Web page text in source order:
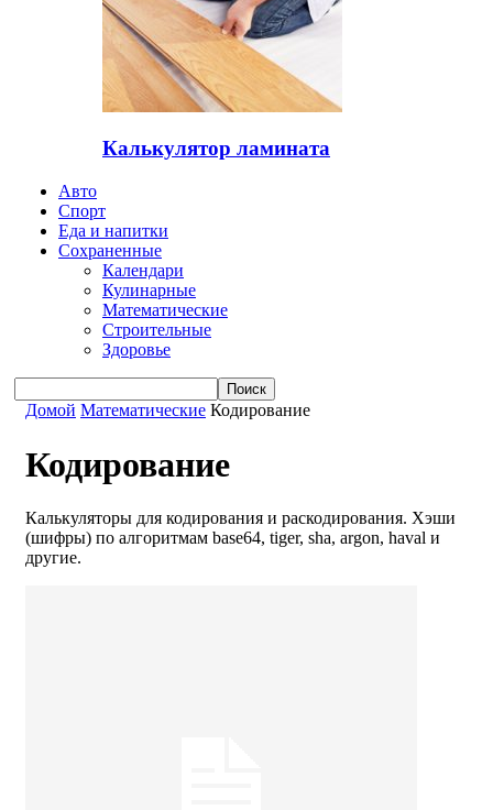
Калькулятор ламината
Авто
Спорт
Еда и напитки
Сохраненные
Календари
Кулинарные
Математические
Строительные
Здоровье
Домой Математические Кодирование
Кодирование
Калькуляторы для кодирования и раскодирования. Хэши
(шифры) по алгоритмам base64, tiger, sha, argon, haval и
другие.